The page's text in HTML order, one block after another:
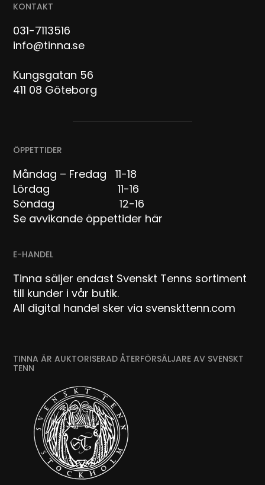
KONTAKT
031-7113516
info@tinna.se
Kungsgatan 56
411 08 Göteborg
ÖPPETTIDER
Måndag – Fredag 11-18
Lördag 11-16
Söndag 12-16
Se avvikande öppettider här
E-HANDEL
Tinna säljer endast Svenskt Tenns sortiment
till kunder i vår butik.
All digital handel sker via svenskttenn.com
TINNA ÄR AUKTORISERAD ÅTERFÖRSÄLJARE AV SVENSKT
TENN